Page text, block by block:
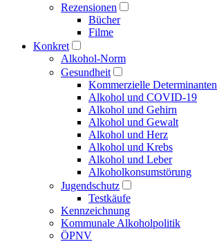
Rezensionen
Bücher
Filme
Konkret
Alkohol-Norm
Gesundheit
Kommerzielle Determinanten
Alkohol und COVID-19
Alkohol und Gehirn
Alkohol und Gewalt
Alkohol und Herz
Alkohol und Krebs
Alkohol und Leber
Alkoholkonsumstörung
Jugendschutz
Testkäufe
Kennzeichnung
Kommunale Alkoholpolitik
ÖPNV